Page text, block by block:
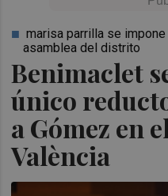
Benimaclet
único
a Gómez en
València
marisa parrilla se
asamblea del distrito